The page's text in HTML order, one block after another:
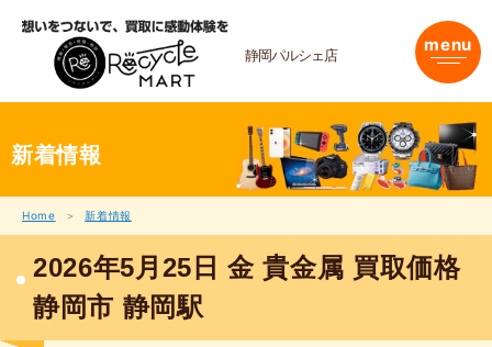
静岡パルシェ店 menu
新着情報
Home 新着情報
2026年5月25日 金 貴金属 買取価格
静岡市 静岡駅